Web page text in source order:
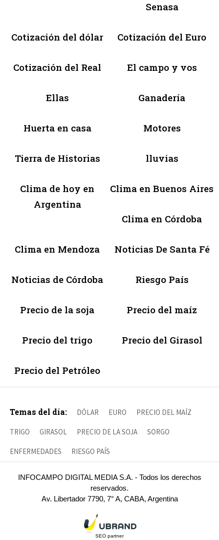
Senasa
Cotización del dólar Cotización del Euro
Cotización del Real El campo y vos
Ellas Ganadería
Huerta en casa Motores
Tierra de Historias lluvias
Clima de hoy en
Argentina
Clima en Buenos Aires
Clima en Córdoba
Clima en Mendoza Noticias De Santa Fé
Noticias de Córdoba Riesgo País
Precio de la soja Precio del maíz
Precio del trigo Precio del Girasol
Precio del Petróleo
Temas del día: DÓLAR EURO PRECIO DEL MAÍZ
TRIGO GIRASOL PRECIO DE LA SOJA SORGO
ENFERMEDADES RIESGO PAÍS
INFOCAMPO DIGITAL MEDIA S.A. - Todos los derechos
reservados.
Av. Libertador 7790, 7° A, CABA, Argentina
SEO partner